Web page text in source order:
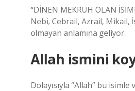
“DİNEN MEKRUH OLAN
Nebi, Cebrail, Azrail, Mikail,
olmayan anlamına geliyor.
Allah ismini
Dolayısıyla “Allah” bu